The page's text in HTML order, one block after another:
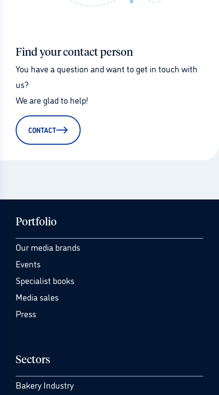
Find your contact person
You have a question and want to get in touch with
us?
We are glad to help!
CONTACT
Portfolio
Our media brands
Events
Specialist books
Media sales
Press
Sectors
Bakery Industry